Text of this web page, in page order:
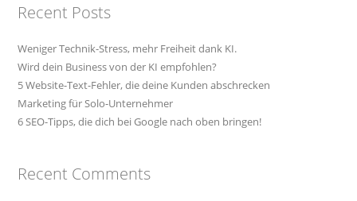
Recent Posts
Weniger Technik-Stress, mehr Freiheit dank KI.
Wird dein Business von der KI empfohlen?
5 Website-Text-Fehler, die deine Kunden abschrecken
Marketing für Solo-Unternehmer
6 SEO-Tipps, die dich bei Google nach oben bringen!
Recent Comments